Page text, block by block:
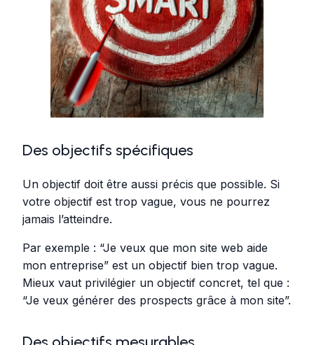
Des objectifs spécifiques
Un objectif doit être aussi précis que possible. Si
votre objectif est trop vague, vous ne pourrez
jamais l’atteindre.
Par exemple : “Je veux que mon site web aide
mon entreprise” est un objectif bien trop vague.
Mieux vaut privilégier un objectif concret, tel que :
“Je veux générer des prospects grâce à mon site”.